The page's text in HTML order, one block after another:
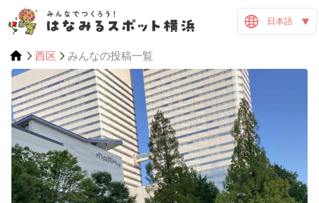
日本語
西区 みんなの投稿一覧